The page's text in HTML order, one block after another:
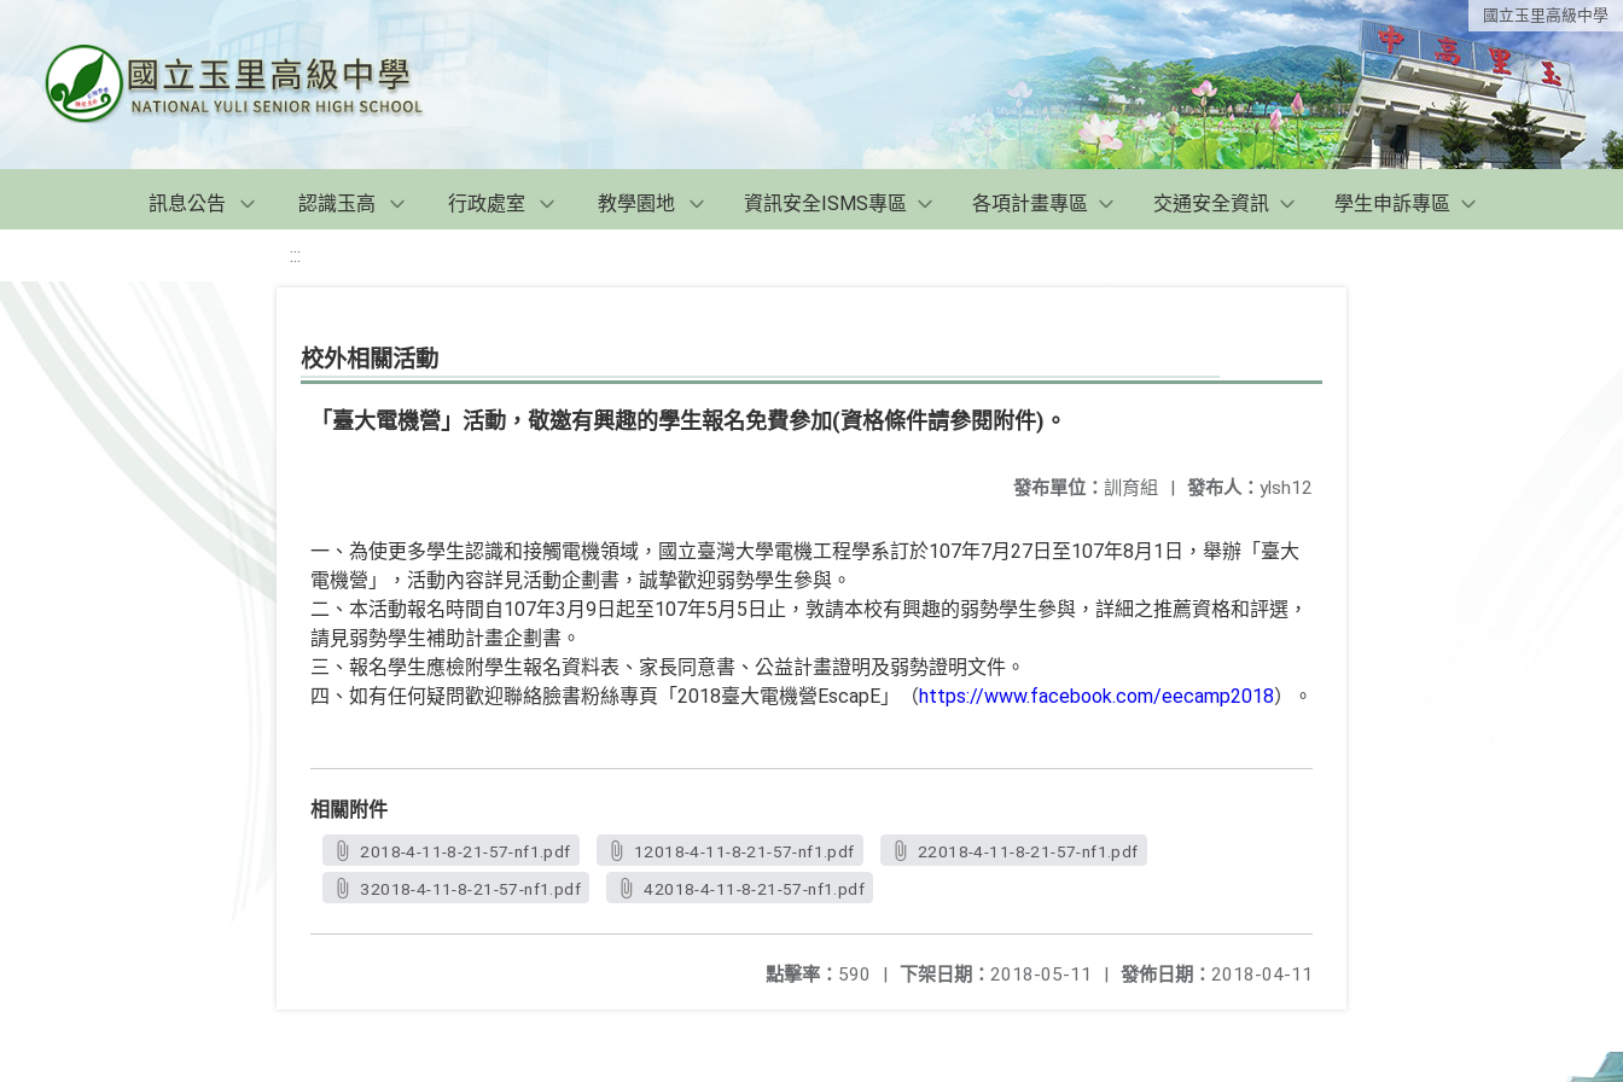
國立玉里高級中學
訊息公告 認識玉高 行政處室 教學園地 資訊安全ISMS專區 各項計畫專區 交通安全資訊 學生申訴專區
:::
校外相關活動
「臺大電機營」活動，敬邀有興趣的學生報名免費參加(資格條件請參閱附件)。
發布人： ylsh12
發布單位： 訓育組 |
一、為使更多學生認識和接觸電機領域，國立臺灣大學電機工程學系訂於107年7月27日至107年8月1日，舉辦「臺大
電機營」，活動內容詳見活動企劃書，誠摯歡迎弱勢學生參與。
二、本活動報名時間自107年3月9日起至107年5月5日止，敦請本校有興趣的弱勢學生參與，詳細之推薦資格和評選，
請見弱勢學生補助計畫企劃書。
三、報名學生應檢附學生報名資料表、家長同意書、公益計畫證明及弱勢證明文件。
四、如有任何疑問歡迎聯絡臉書粉絲專頁「2018臺大電機營EscapE」（https://www.facebook.com/eecamp2018）。
相關附件
2018-4-11-8-21-57-nf1.pdf 12018-4-11-8-21-57-nf1.pdf
22018-4-11-8-21-57-nf1.pdf
32018-4-11-8-21-57-nf1.pdf
42018-4-11-8-21-57-nf1.pdf
發佈日期： 2018-04-11
下架日期： 2018-05-11 |
點擊率： 590 |